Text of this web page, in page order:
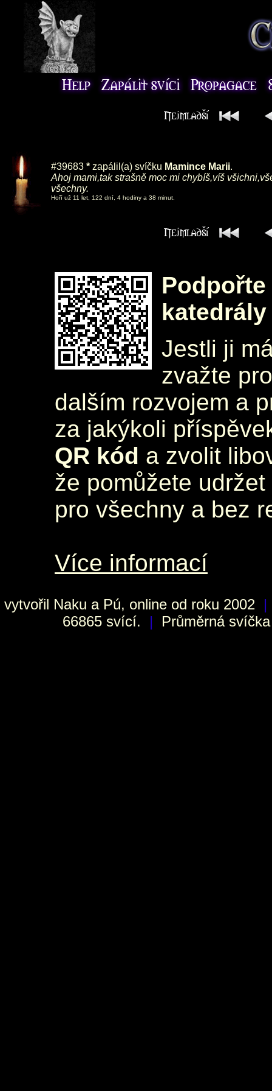
#39683 * zapálil(a) svíčku Mamince Marii.
Ahoj mami,tak strašně moc mi chybíš,víš
všechny.
Hoří už 11 let, 122 dní, 4 hodiny a 38 minut.
katedrály
Jestli ji
zvažte
dalším rozvojem a
za jakýkoli
QR kód a zvolit
že pomůžete
pro všechny a bez
Více informací
vytvořil Naku a Pú, online od roku 2002 |
66865 svící.
| Průměrná